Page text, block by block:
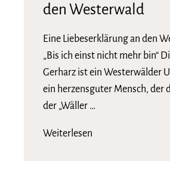
den Westerwald
Eine Liebeserklärung an den
„Bis ich einst nicht mehr bin“
Gerharz ist ein Westerwälder
ein herzensguter Mensch, der
der „Wäller …
Weiterlesen